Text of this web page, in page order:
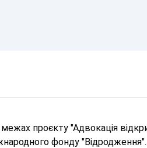
проєкту "Адвокація
фонду "Відродження".